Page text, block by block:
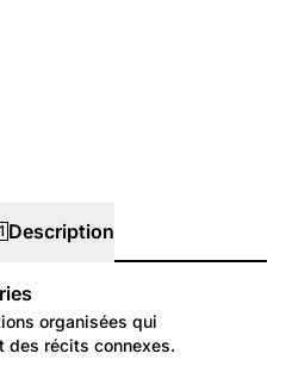
1 Description
organisées qui
des récits connexes.